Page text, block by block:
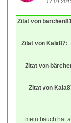
Zitat von
Zitat von Kala87:
Zitat von
Zitat von
mein bauch hat